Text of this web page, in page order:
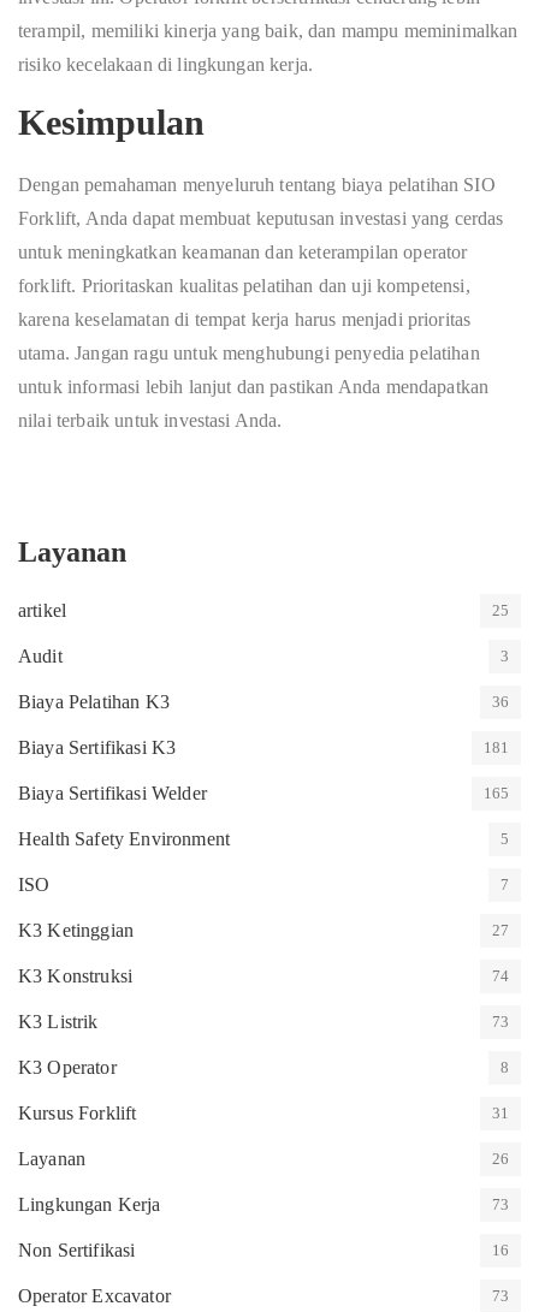
terampil, memiliki kinerja yang baik, dan mampu meminimalkan
risiko kecelakaan di lingkungan kerja.
Kesimpulan
Dengan pemahaman menyeluruh tentang biaya pelatihan SIO
Forklift, Anda dapat membuat keputusan investasi yang cerdas
untuk meningkatkan keamanan dan keterampilan operator
forklift. Prioritaskan kualitas pelatihan dan uji kompetensi,
karena keselamatan di tempat kerja harus menjadi prioritas
utama. Jangan ragu untuk menghubungi penyedia pelatihan
untuk informasi lebih lanjut dan pastikan Anda mendapatkan
nilai terbaik untuk investasi Anda.
Layanan
artikel 25
Audit 3
Biaya Pelatihan K3 36
Biaya Sertifikasi K3 181
Biaya Sertifikasi Welder 165
Health Safety Environment 5
ISO 7
K3 Ketinggian 27
K3 Konstruksi 74
K3 Listrik 73
K3 Operator 8
Kursus Forklift 31
Layanan 26
Lingkungan Kerja 73
Non Sertifikasi 16
Operator Excavator 73